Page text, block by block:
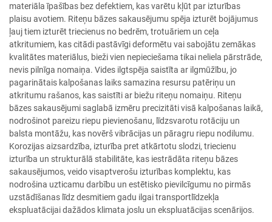
materiāla īpašības bez defektiem, kas varētu kļūt par izturības
plaisu avotiem. Riteņu bāzes sakausējumu spēja izturēt bojājumus
ļauj tiem izturēt triecienus no bedrēm, trotuāriem un ceļa
atkritumiem, kas citādi pastāvīgi deformētu vai sabojātu zemākas
kvalitātes materiālus, bieži vien nepieciešama tikai neliela pārstrāde,
nevis pilnīga nomaiņa. Vides ilgtspēja saistīta ar ilgmūžību, jo
pagarinātais kalpošanas laiks samazina resursu patēriņu un
atkritumu rašanos, kas saistīti ar biežu riteņu nomaiņu. Riteņu
bāzes sakausējumi saglabā izmēru precizitāti visā kalpošanas laikā,
nodrošinot pareizu riepu pievienošanu, līdzsvarotu rotāciju un
balsta montāžu, kas novērš vibrācijas un pāragru riepu nodilumu.
Korozijas aizsardzība, izturība pret atkārtotu slodzi, triecienu
izturība un strukturālā stabilitāte, kas iestrādāta riteņu bāzes
sakausējumos, veido visaptverošu izturības komplektu, kas
nodrošina uzticamu darbību un estētisko pievilcīgumu no pirmās
uzstādīšanas līdz desmitiem gadu ilgai transportlīdzekļa
ekspluatācijai dažādos klimata joslu un ekspluatācijas scenārijos.